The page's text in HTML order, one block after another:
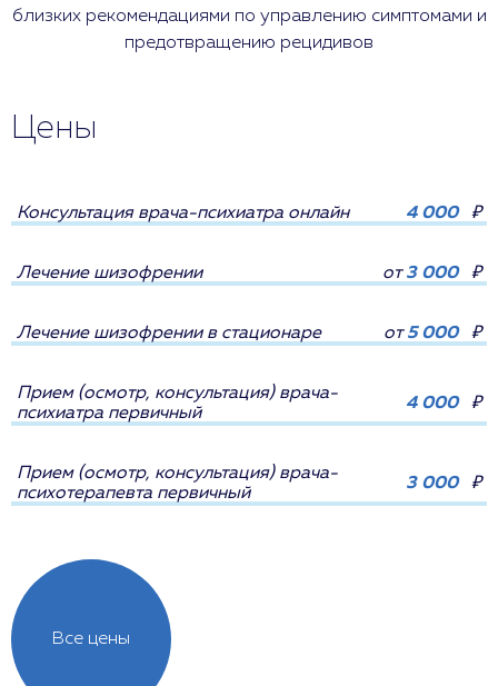
близких рекомендациями по управлению симптомами и
предотвращению рецидивов
Цены
Все цены
Консультация врача-психиатра онлайн 4 000 ₽
Лечение шизофрении от3 000 ₽
Лечение шизофрении в стационаре от5 000 ₽
Прием (осмотр, консультация) врача-
психиатра первичный
4 000 ₽
Прием (осмотр, консультация) врача-
психотерапевта первичный
3 000 ₽